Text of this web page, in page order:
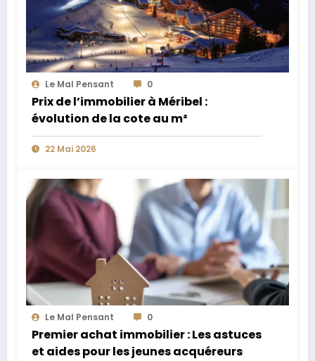
Le Mal Pensant 0
Prix de l’immobilier à Méribel :
évolution de la cote au m²
22 Mai 2026
Le Mal Pensant 0
Premier achat immobilier : Les astuces
et aides pour les jeunes acquéreurs